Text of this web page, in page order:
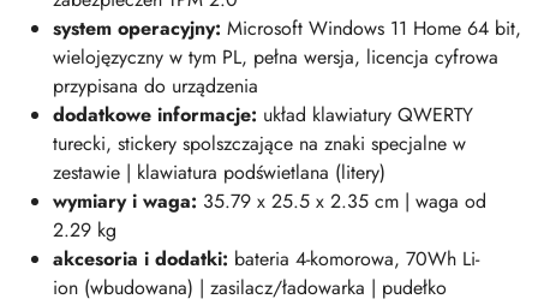
system operacyjny: Microsoft Windows 11 Home 64 bit,
wielojęzyczny w tym PL, pełna wersja, licencja cyfrowa
przypisana do urządzenia
dodatkowe informacje: układ klawiatury QWERTY
turecki, stickery spolszczające na znaki specjalne w
zestawie | klawiatura podświetlana (litery)
wymiary i waga: 35.79 x 25.5 x 2.35 cm | waga od
2.29 kg
akcesoria i dodatki: bateria 4-komorowa, 70Wh Li-
ion (wbudowana) | zasilacz/ładowarka | pudełko